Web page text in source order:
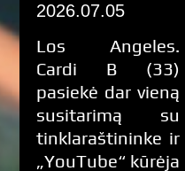
2026.07.05
Los Angeles.
Cardi B (33)
pasiekė dar vieną
susitarimą su
tinklaraštininke ir
„YouTube“ kūrėja